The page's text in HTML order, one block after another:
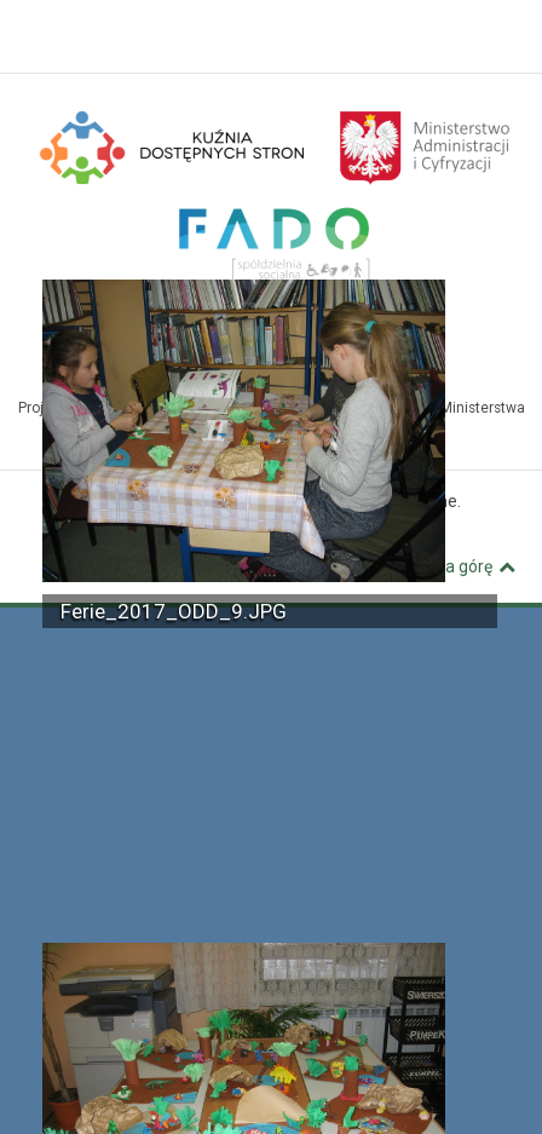
Ferie_2017_ODD_9.JPG
Projekt Kuźnia Dostępnych Stron współfinansowany ze środków Ministerstwa
Administracji i Cyfryzacji
© MBP Pyskowice. Wszystkie prawa zastrzeżone.
Kuźnia Dostępnych Stron
Wróć na górę